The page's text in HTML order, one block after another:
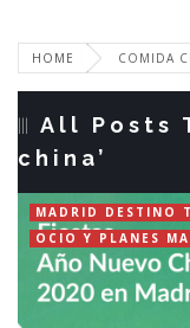
HOME COMIDA
All Posts
china’
MADRID DESTINO
OCIO Y PLANES